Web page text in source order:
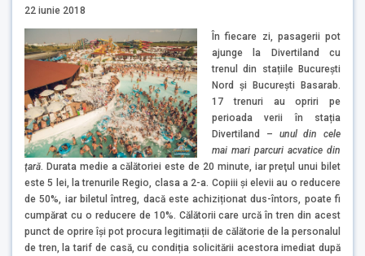
22 iunie 2018
În fiecare zi, pasagerii pot
ajunge la Divertiland cu
trenul din stațiile Bucureşti
Nord și București Basarab.
17 trenuri au opriri pe
perioada verii în stația
Divertiland – unul din
cele
mai mari parcuri acvatice din
ţară. Durata medie a călătoriei este de 20 minute, iar preţul unui bilet
este 5 lei, la trenurile Regio, clasa a 2-a. Copiii și elevii au o reducere
de 50%, iar biletul întreg, dacă este achiziționat dus-întors, poate fi
cumpărat cu o reducere de 10%. Călătorii care urcă în tren din acest
punct de oprire își pot procura legitimații de călătorie de la personalul
de tren, la tarif de casă, cu condiția solicitării acestora imediat după